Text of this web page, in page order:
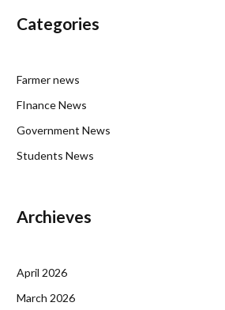
Categories
Farmer news
FInance News
Government News
Students News
Archieves
April 2026
March 2026